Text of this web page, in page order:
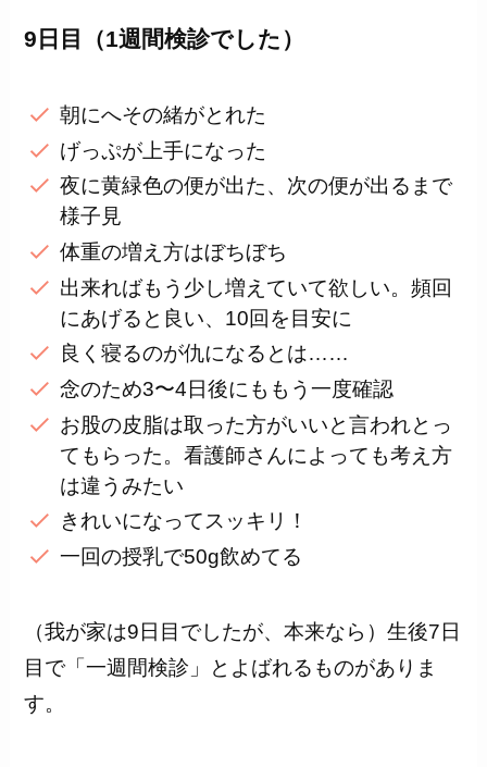
9日目（1週間検診でした）
朝にへその緒がとれた
げっぷが上手になった
夜に黄緑色の便が出た、次の便が出るまで
様子見
体重の増え方はぼちぼち
出来ればもう少し増えていて欲しい。頻回
にあげると良い、10回を目安に
良く寝るのが仇になるとは……
念のため3〜4日後にももう一度確認
お股の皮脂は取った方がいいと言われとっ
てもらった。看護師さんによっても考え方
は違うみたい
きれいになってスッキリ！
一回の授乳で50g飲めてる
（我が家は9日目でしたが、本来なら）生後7日
目で「一週間検診」とよばれるものがありま
す。